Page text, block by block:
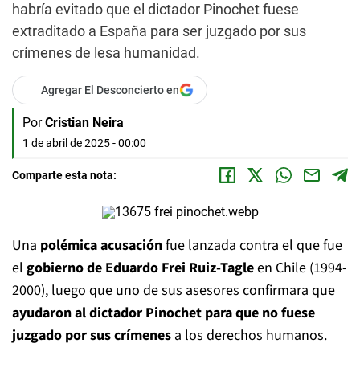
habría evitado que el dictador Pinochet fuese
extraditado a España para ser juzgado por sus
crímenes de lesa humanidad.
Agregar El Desconcierto en
Por Cristian Neira
1 de abril de 2025 - 00:00
Comparte esta nota:
Una polémica acusaciónfue lanzada contra el que fue
el gobierno de Eduardo Frei Ruiz-Tagleen Chile (1994-
2000), luego que uno de sus asesores confirmara que
ayudaron al dictador Pinochet para que no fuese
juzgado por sus crímenes a los derechos humanos.